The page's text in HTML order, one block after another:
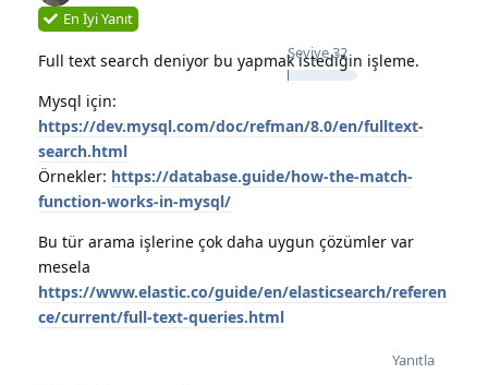
Seviye32
En İyi Yanıt
Full text search deniyor bu yapmak istediğin işleme.
Mysql için:
https://dev.mysql.com/doc/refman/8.0/en/fulltext-
search.html
Örnekler: https://database.guide/how-the-match-
function-works-in-mysql/
Bu tür arama işlerine çok daha uygun çözümler var
mesela
https://www.elastic.co/guide/en/elasticsearch/referen
ce/current/full-text-queries.html
Yanıtla